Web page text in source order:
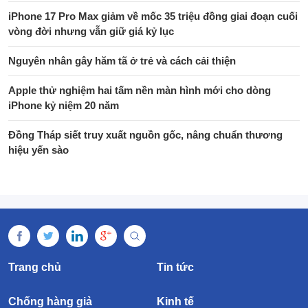
iPhone 17 Pro Max giảm về mốc 35 triệu đồng giai đoạn cuối
vòng đời nhưng vẫn giữ giá kỷ lục
Nguyên nhân gây hăm tã ở trẻ và cách cải thiện
Apple thử nghiệm hai tấm nền màn hình mới cho dòng
iPhone kỷ niệm 20 năm
Đồng Tháp siết truy xuất nguồn gốc, nâng chuẩn thương
hiệu yến sào
Trang chủ Tin tức
Chống hàng giả Kinh tế